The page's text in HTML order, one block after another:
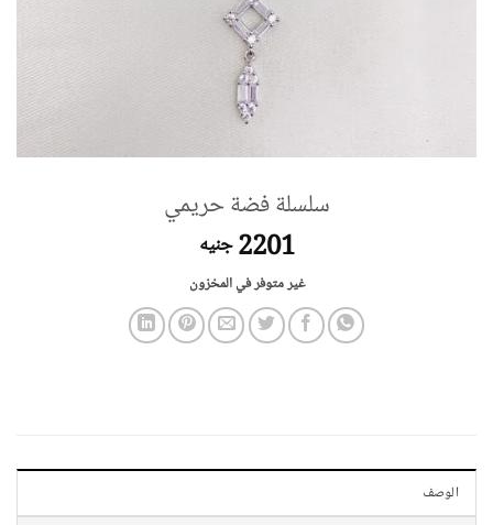
سلسلة فضة حريمي
2201 جنيه
غير متوفر في المخزون
الوصف